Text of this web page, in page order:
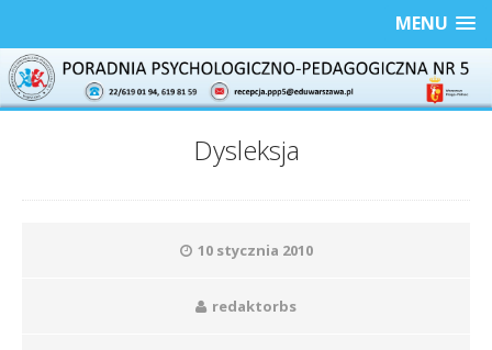
MENU
Dysleksja
10 stycznia 2010
redaktorbs